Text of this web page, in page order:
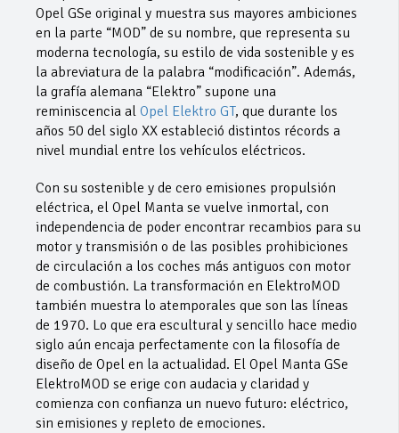
Opel GSe original y muestra sus mayores ambiciones
en la parte “MOD” de su nombre, que representa su
moderna tecnología, su estilo de vida sostenible y es
la abreviatura de la palabra “modificación”. Además,
la grafía alemana “Elektro” supone una
reminiscencia al Opel Elektro GT, que durante los
años 50 del siglo XX estableció distintos récords a
nivel mundial entre los vehículos eléctricos.
Con su sostenible y de cero emisiones propulsión
eléctrica, el Opel Manta se vuelve inmortal, con
independencia de poder encontrar recambios para su
motor y transmisión o de las posibles prohibiciones
de circulación a los coches más antiguos con motor
de combustión. La transformación en ElektroMOD
también muestra lo atemporales que son las líneas
de 1970. Lo que era escultural y sencillo hace medio
siglo aún encaja perfectamente con la filosofía de
diseño de Opel en la actualidad. El Opel Manta GSe
ElektroMOD se erige con audacia y claridad y
comienza con confianza un nuevo futuro: eléctrico,
sin emisiones y repleto de emociones.